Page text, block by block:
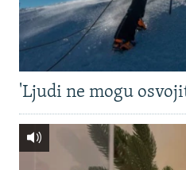
'Ljudi ne mogu